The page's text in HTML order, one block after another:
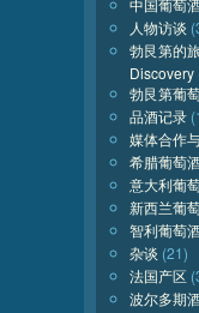
中国葡萄
人物访谈
勃艮第的
Discovery
勃艮第葡
品酒记录
媒体合作
希腊葡萄
意大利葡
新西兰葡
智利葡萄
杂谈 (21)
法国产区
波尔多期